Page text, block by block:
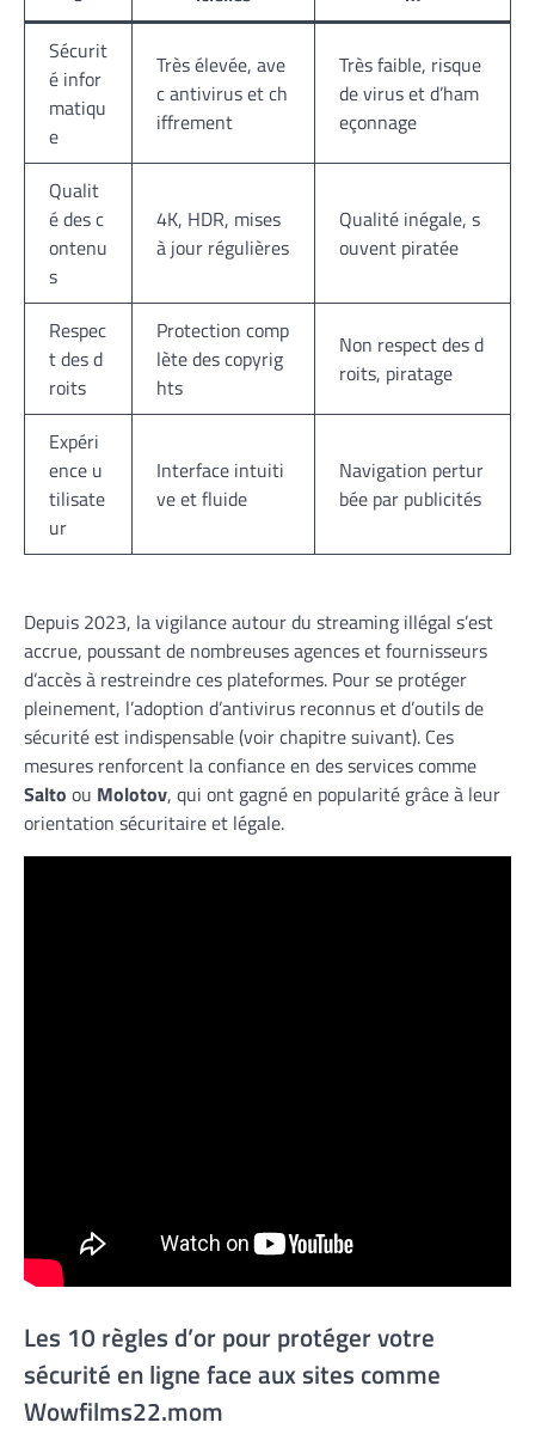
Sécurit
é infor
matiqu
e
Très élevée, ave
c antivirus et ch
iffrement
Très faible, risque
de virus et d’ham
eçonnage
Qualit
é des c
ontenu
s
4K, HDR, mises
à jour régulières
Qualité inégale, s
ouvent piratée
Respec
t des d
roits
Protection comp
lète des copyrig
hts
Non respect des d
roits, piratage
Expéri
ence u
tilisate
ur
Interface intuiti
ve et fluide
Navigation pertur
bée par publicités
Depuis 2023, la vigilance autour du streaming illégal s’est
accrue, poussant de nombreuses agences et fournisseurs
d’accès à restreindre ces plateformes. Pour se protéger
pleinement, l’adoption d’antivirus reconnus et d’outils de
sécurité est indispensable (voir chapitre suivant). Ces
mesures renforcent la confiance en des services comme
Salto ou Molotov, qui ont gagné en popularité grâce à leur
orientation sécuritaire et légale.
Les 10 règles d’or pour protéger votre
sécurité en ligne face aux sites comme
Wowfilms22.mom